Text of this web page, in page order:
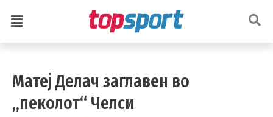
Матеј Делач заглавен во
„пеколот“ Челси